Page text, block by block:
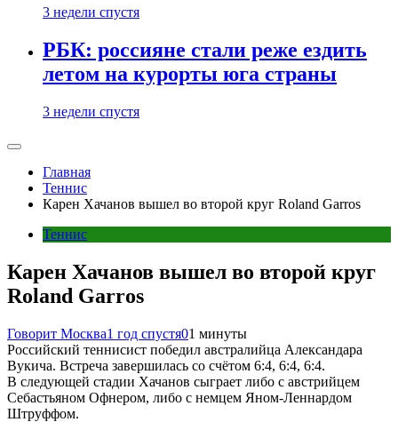
3 недели спустя
РБК: россияне стали реже ездить
летом на курорты юга страны
3 недели спустя
Главная
Теннис
Карен Хачанов вышел во второй круг Roland Garros
Теннис
Карен Хачанов вышел во второй круг
Roland Garros
Говорит Москва1 год спустя01 минуты
Российский теннисист победил австралийца Александара
Вукича. Встреча завершилась со счётом 6:4, 6:4, 6:4.
В следующей стадии Хачанов сыграет либо с австрийцем
Себастьяном Офнером, либо с немцем Яном-Леннардом
Штруффом.